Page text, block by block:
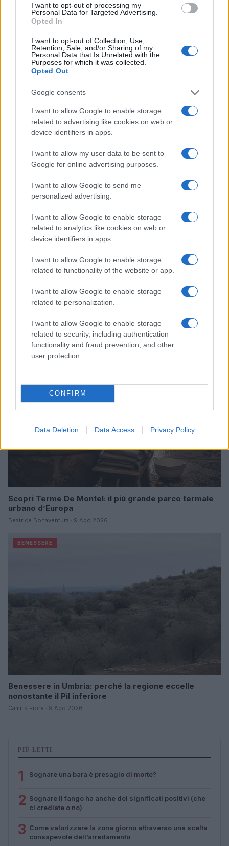
I want to opt-out of processing my
Personal Data for Targeted Advertising.
Opted In
I want to opt-out of Collection, Use,
Retention, Sale, and/or Sharing of my
Personal Data that Is Unrelated with the
Purposes for which it was collected.
Opted Out
Google consents
I want to allow Google to enable storage
related to advertising like cookies on web or
device identifiers in apps.
I want to allow my user data to be sent to
Google for online advertising purposes.
I want to allow Google to send me
personalized advertising.
I want to allow Google to enable storage
related to analytics like cookies on web or
device identifiers in apps.
I want to allow Google to enable storage
related to functionality of the website or app.
I want to allow Google to enable storage
related to personalization.
I want to allow Google to enable storage
related to security, including authentication
functionality and fraud prevention, and other
user protection.
CONFIRM
Data Deletion Data Access Privacy Policy
LIFESTYLE
Matteo Pellegrino · 9 Ago 2026
BENESSERE
Scopri Terme De Montel: il più grande parco termale
urbano d’Europa
Beatrice Bonaventura · 9 Ago 2026
BENESSERE
Benessere in Umbria: perché la regione eccelle
nonostante il Pil inferiore
Camilla Fiore · 9 Ago 2026
PIÙ LETTI
1 Sognare una bara è presagio di morte?
2 Sognare il fango ha anche dei significati positivi (che
ci crediate o no)
3 Come valorizzare la zona giorno attraverso una scelta
consapevole dell’arredamento